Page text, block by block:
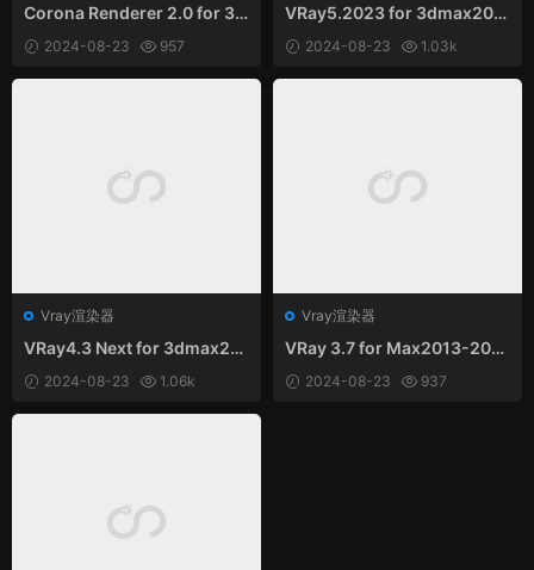
Corona Renderer 2.0 for 3d
s Max 2013-2019
2024-08-23 957
VRay5.2023 for 3dmax202
0-2023中文和谐版
2024-08-23 1.03k
Vray渲染器
VRay4.3 Next for 3dmax201
4-2021中文和谐版
2024-08-23 1.06k
Vray渲染器
VRay 3.7 for Max2013-202
0 64位 英文版
2024-08-23 937